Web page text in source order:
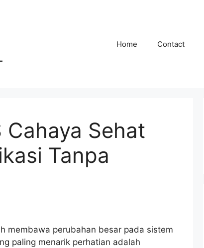
Home Contact
Cahaya Sehat
Tanpa
membawa perubahan besar pada sistem
paling menarik perhatian adalah